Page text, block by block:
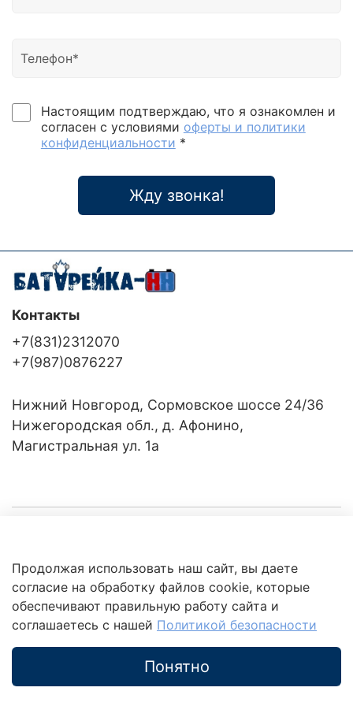
генераторами "Холодный" старт Режим ECO.
только одного аккумулятора 12В Список аналогов
позволяет оперативно найти аналогичую модель
ИБП или подобрать замену модели ИБП. ИБП
Энергия ПН-500 аналог SVEN RT-500 аналог
Powerman Smart 500 INV аналог Volter ИБП-300
аналог Ecovolt Smart 312 аналог Штиль SW500L Вы
специалисты подберут оборудование для решения
стоящих перед вами задач. Если вам требуется
определенная модель, то мы поможем выбрать
аналог ИБП, ничем не уступающий по параметрам.
Настоящим подтверждаю, что я ознакомлен и
согласен с условиями оферты и политики
конфиденциальности *
Жду звонка!
Клиентам
Это интересно
Контакты
+7(831)2312070
+7(987)0876227
Нижний Новгород, Сормовское шоссе 24/36
Нижегородская обл., д. Афонино,
Магистральная ул. 1а
Продолжая использовать наш сайт, вы даете
согласие на обработку файлов cookie, которые
обеспечивают правильную работу сайта и
соглашаетесь с нашей Политикой безопасности
Понятно
обработки